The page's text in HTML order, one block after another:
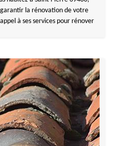
garantir la rénovation de votre
à ses services pour rénover